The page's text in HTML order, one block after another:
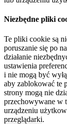
Niezbędne pliki
Te pliki cookie są
poruszanie się po
działanie
ustawienia
i nie mogą być
aby zablokować te
strony mogą nie
przechowywane w
urządzeniu
przeglądarki.